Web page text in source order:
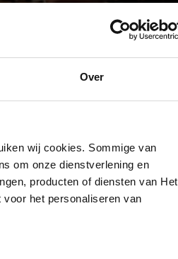
Over
wij cookies. Sommige van
om onze dienstverlening en
producten of diensten van Het
het personaliseren van